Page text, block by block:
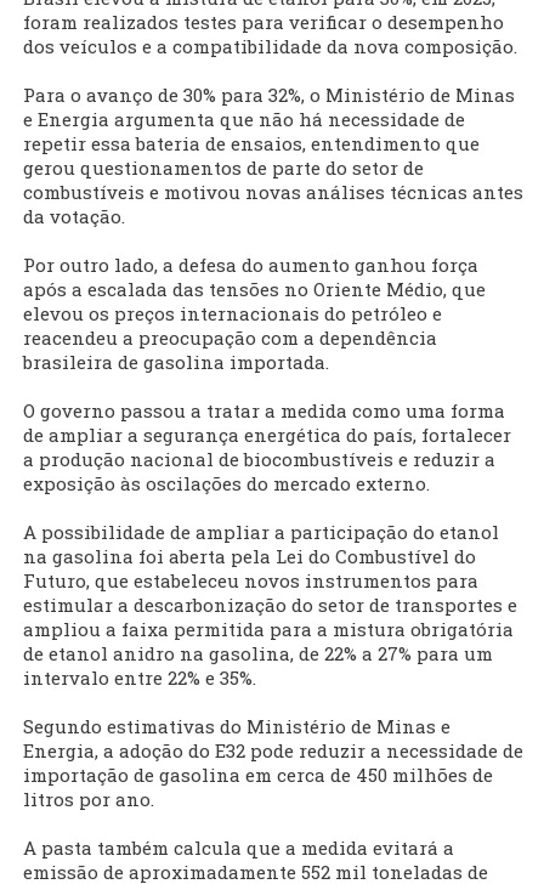
foram realizados testes para verificar o desempenho
dos veículos e a compatibilidade da nova composição.
Para o avanço de 30% para 32%, o Ministério de Minas
e Energia argumenta que não há necessidade de
repetir essa bateria de ensaios, entendimento que
gerou questionamentos de parte do setor de
combustíveis e motivou novas análises técnicas antes
da votação.
Por outro lado, a defesa do aumento ganhou força
após a escalada das tensões no Oriente Médio, que
elevou os preços internacionais do petróleo e
reacendeu a preocupação com a dependência
brasileira de gasolina importada.
O governo passou a tratar a medida como uma forma
de ampliar a segurança energética do país, fortalecer
a produção nacional de biocombustíveis e reduzir a
exposição às oscilações do mercado externo.
A possibilidade de ampliar a participação do etanol
na gasolina foi aberta pela Lei do Combustível do
Futuro, que estabeleceu novos instrumentos para
estimular a descarbonização do setor de transportes e
ampliou a faixa permitida para a mistura obrigatória
de etanol anidro na gasolina, de 22% a 27% para um
intervalo entre 22% e 35%.
Segundo estimativas do Ministério de Minas e
Energia, a adoção do E32 pode reduzir a necessidade de
importação de gasolina em cerca de 450 milhões de
litros por ano.
A pasta também calcula que a medida evitará a
emissão de aproximadamente 552 mil toneladas de